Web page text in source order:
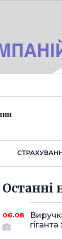
Останнi
06.08